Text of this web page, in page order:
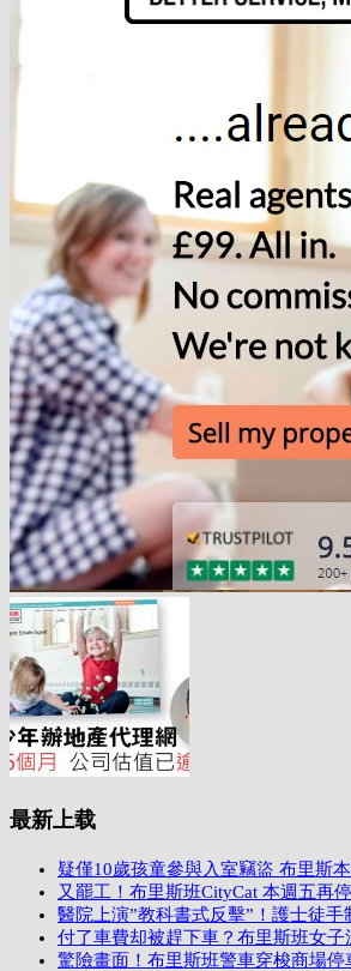
最新上载
疑僅10歲孩童參與入室竊盜 布里斯
又罷工！布里斯班CityCat 本週五再
醫院上演”教科書式反擊”！護士徒
付了車費却被趕下車？布里斯班女
驚險畫面！布里斯班警車穿梭商場